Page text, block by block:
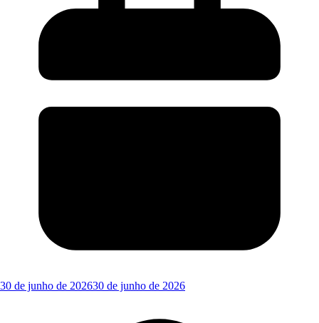
30 de junho de 202630 de junho de 2026